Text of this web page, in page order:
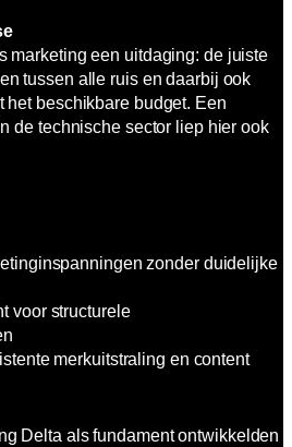
marketing een uitdaging: de juiste
tussen alle ruis en daarbij ook
het beschikbare budget. Een
de technische sector liep hier ook
zonder duidelijke
voor structurele
merkuitstraling en content
Delta als fundament ontwikkelden